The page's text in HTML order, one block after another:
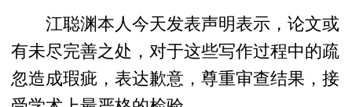
江聪渊本人今天发表声明表示，论文或
有未尽完善之处，对于这些写作过程中的疏
忽造成瑕疵，表达歉意，尊重审查结果，接